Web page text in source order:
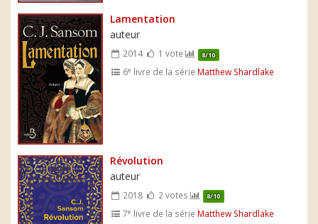
Lamentation
auteur
2014 1 vote 8/10
6e livre de la série Matthew Shardlake
Révolution
auteur
2018 2 votes 8/10
7e livre de la série Matthew Shardlake